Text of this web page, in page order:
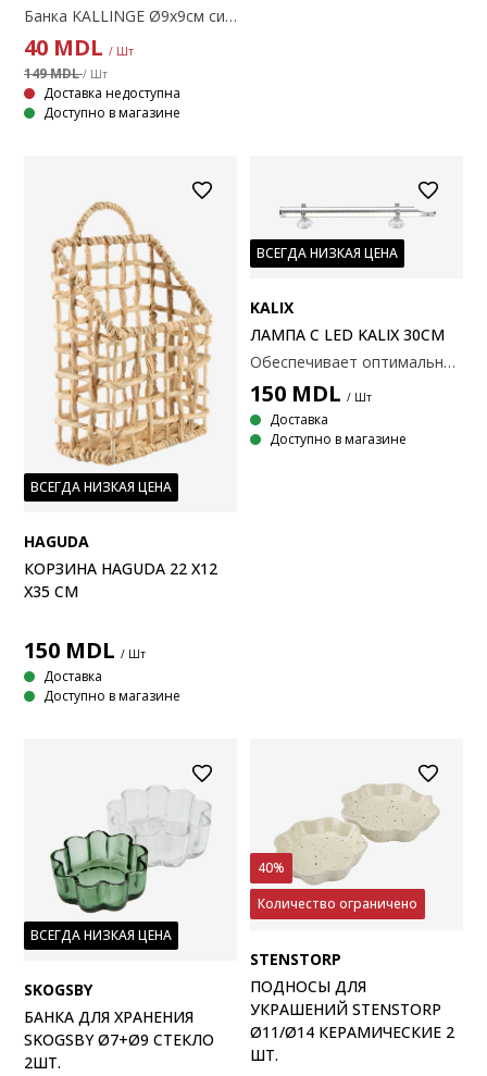
Банка KALLINGE Ø9х9см синий
40 MDL / Шт
149 MDL/ Шт
Доставка недоступна
Доступно в магазине
ВСЕГДА НИЗКАЯ ЦЕНА
HAGUDA
КОРЗИНА HAGUDA 22 X12
X35 СМ
150 MDL / Шт
Доставка
Доступно в магазине
ВСЕГДА НИЗКАЯ ЦЕНА
KALIX
ЛАМПА С LED KALIX 30СМ
Обеспечивает оптимальное освещение для нанесения макияжа. С присосками. Батарейки отсутствуют. 30xØ2 см
150 MDL / Шт
Доставка
Доступно в магазине
ВСЕГДА НИЗКАЯ ЦЕНА
SKOGSBY
БАНКА ДЛЯ ХРАНЕНИЯ
SKOGSBY Ø7+Ø9 СТЕКЛО
2ШТ.
40%
Количество ограничено
STENSTORP
ПОДНОСЫ ДЛЯ
УКРАШЕНИЙ STENSTORP
Ø11/Ø14 КЕРАМИЧЕСКИЕ 2
ШТ.